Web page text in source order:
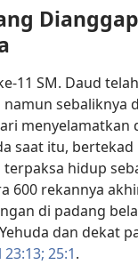
11 SM. Daud
namun sebaliknya
menyelamatkan
saat itu,
terpaksa hidup
600 rekannya
di padang
dan dekat
23:13; 25:1.